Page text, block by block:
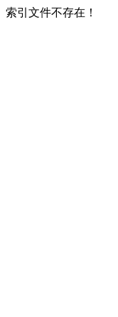
索引文件不存在！